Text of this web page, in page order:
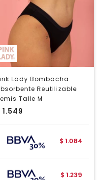
Lady Bombacha
Reutilizable
Talle M
1.549
$ 1.084
$ 1.239